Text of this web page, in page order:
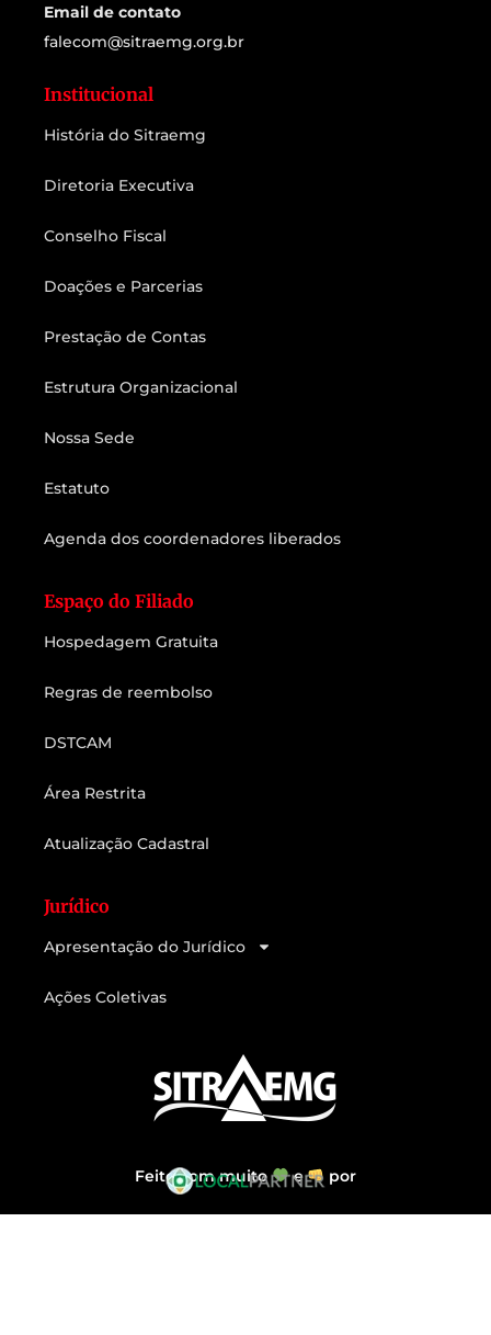
Email de contato
falecom@sitraemg.org.br
Institucional
História do Sitraemg
Diretoria Executiva
Conselho Fiscal
Doações e Parcerias
Prestação de Contas
Estrutura Organizacional
Nossa Sede
Estatuto
Agenda dos coordenadores liberados
Espaço do Filiado
Hospedagem Gratuita
Regras de reembolso
DSTCAM
Área Restrita
Atualização Cadastral
Jurídico
Apresentação do Jurídico
Ações Coletivas
Feito com muito e por